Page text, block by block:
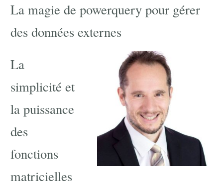
La magie de powerquery pour gérer
des données externes
La
simplicité et
la puissance
des
fonctions
matricielles